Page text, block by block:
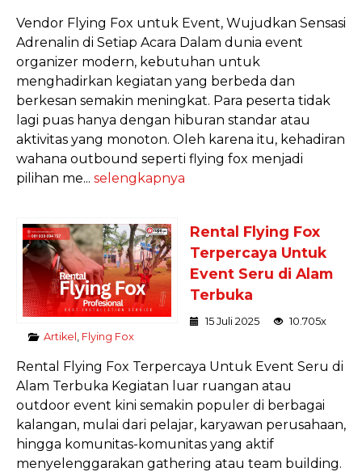
Vendor Flying Fox untuk Event, Wujudkan Sensasi
Adrenalin di Setiap Acara Dalam dunia event
organizer modern, kebutuhan untuk
menghadirkan kegiatan yang berbeda dan
berkesan semakin meningkat. Para peserta tidak
lagi puas hanya dengan hiburan standar atau
aktivitas yang monoton. Oleh karena itu, kehadiran
wahana outbound seperti flying fox menjadi
pilihan me... selengkapnya
Rental Flying Fox
Terpercaya Untuk
Event Seru di Alam
Terbuka
15 Juli 2025
10.705x
Artikel
Flying Fox
Rental Flying Fox Terpercaya Untuk Event Seru di
Alam Terbuka Kegiatan luar ruangan atau
outdoor event kini semakin populer di berbagai
kalangan, mulai dari pelajar, karyawan perusahaan,
hingga komunitas-komunitas yang aktif
menyelenggarakan gathering atau team building.